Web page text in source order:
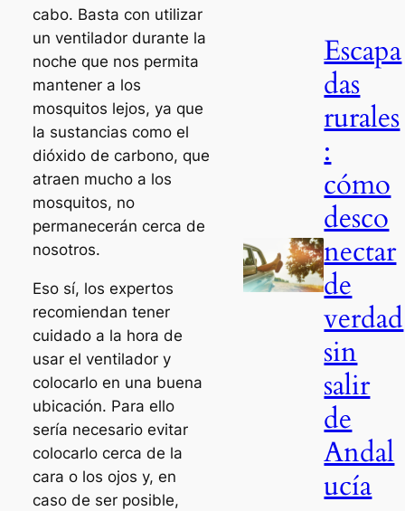
cabo. Basta con utilizar
un ventilador durante la
noche que nos permita
mantener a los
mosquitos lejos, ya que
la sustancias como el
dióxido de carbono, que
atraen mucho a los
mosquitos, no
permanecerán cerca de
nosotros.
Eso sí, los expertos
recomiendan tener
cuidado a la hora de
usar el ventilador y
colocarlo en una buena
ubicación. Para ello
sería necesario evitar
colocarlo cerca de la
cara o los ojos y, en
caso de ser posible,
Escapa
das
rurales
:
cómo
desco
nectar
de
verdad
sin
salir
de
Andal
ucía